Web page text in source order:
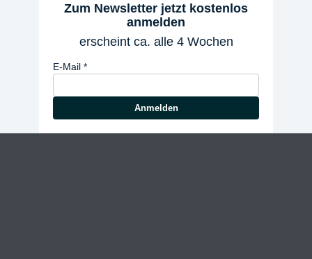
Zum Newsletter jetzt kostenlos
anmelden
erscheint ca. alle 4 Wochen
E-Mail
Anmelden